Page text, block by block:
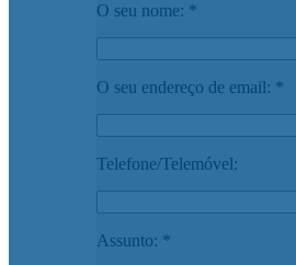
O seu nome: *
O seu endereço de email: *
Telefone/Telemóvel:
Assunto: *